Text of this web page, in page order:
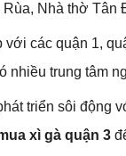
Nhà thờ Tân
các quận 1,
nhiều trung tâm
triển sôi động
xì gà quận 3